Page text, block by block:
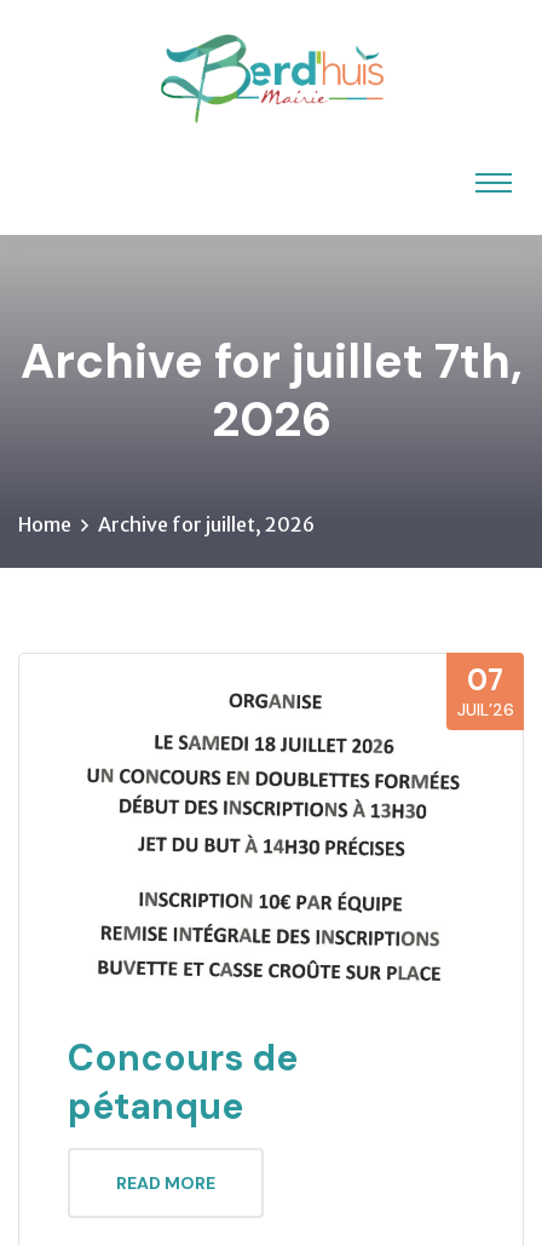
Archive for juillet 7th,
2026
Home Archive for juillet, 2026
07
JUIL’26
Concours de
pétanque
READ MORE